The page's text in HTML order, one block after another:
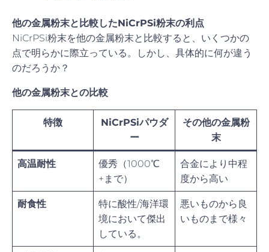
他の金属粉末と比較したNiCrPSi粉末の利点
NiCrPSi粉末を他の金属粉末と比較すると、いくつかの
点で明らかに際立っている。しかし、具体的に何が違う
のだろうか？
他の金属粉末との比較
特徴
NiCrPSiパウダ
ー
その他の金属粉
末
高温耐性
優秀（1000℃
+まで）
合金により中程
度から高い
耐食性
特に酸性/海洋環
境において傑出
している。
悪いものから良
いものまで様々